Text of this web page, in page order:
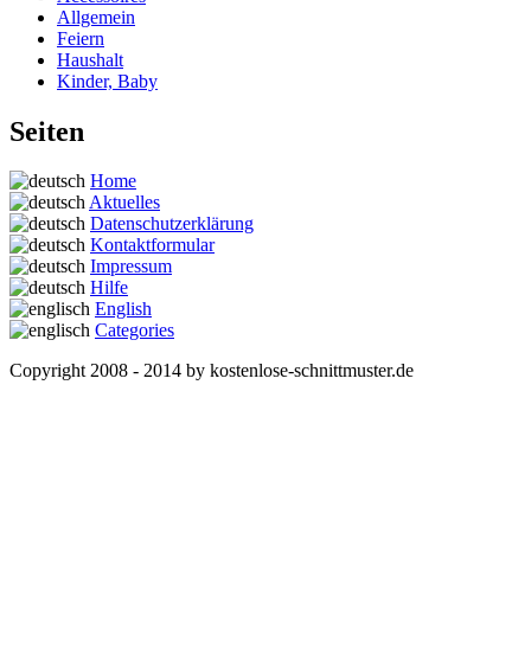
Allgemein
Feiern
Haushalt
Kinder, Baby
Seiten
Home
Aktuelles
Datenschutzerklärung
Kontaktformular
Impressum
Hilfe
English
Categories
Copyright 2008 - 2014 by kostenlose-schnittmuster.de